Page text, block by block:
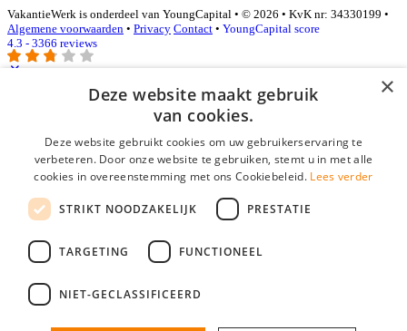
VakantieWerk is onderdeel van YoungCapital • © 2026 • KvK nr: 34330199 •
Algemene voorwaarden • Privacy Contact • YoungCapital score
4.3 - 3366 reviews
E-mail*
Wachtwoord
login gegevens onthouden
login
Bedrijf aanmelden
×
Deze website maakt gebruik
van cookies.
Deze website gebruikt cookies om uw gebruikerservaring te
verbeteren. Door onze website te gebruiken, stemt u in met alle
cookies in overeenstemming met ons Cookiebeleid. Lees verder
STRIKT NOODZAKELIJK PRESTATIE
TARGETING FUNCTIONEEL
NIET-GECLASSIFICEERD